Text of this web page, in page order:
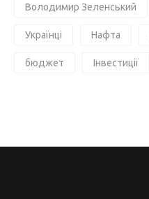
Володимир Зеленський
Українці Нафта
бюджет Інвестиції